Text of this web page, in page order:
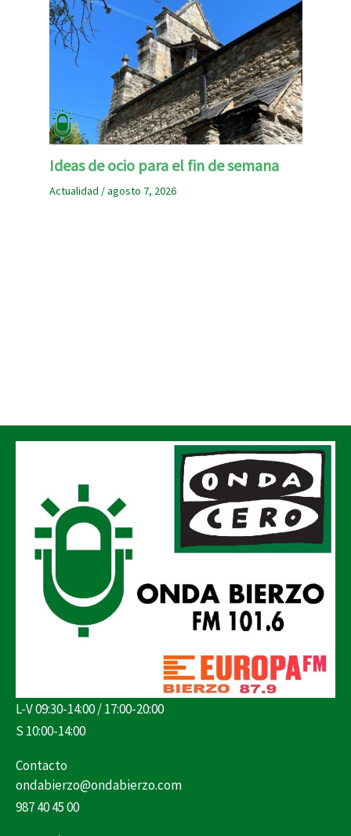
Ideas de ocio para el fin de semana
Actualidad /agosto 7, 2026
L-V 09:30-14:00 / 17:00-20:00
S 10:00-14:00
Contacto
ondabierzo@ondabierzo.com
987 40 45 00